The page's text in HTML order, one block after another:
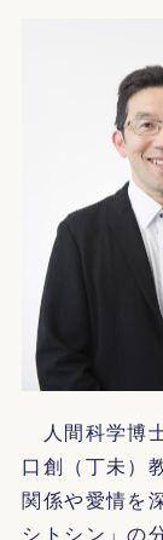
人間科学博
口創（丁未）
関係や愛情を
シトシン」の